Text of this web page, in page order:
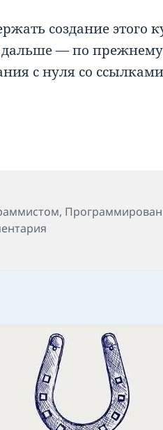
создание этого
дальше — по
с нуля со
с нуля
,